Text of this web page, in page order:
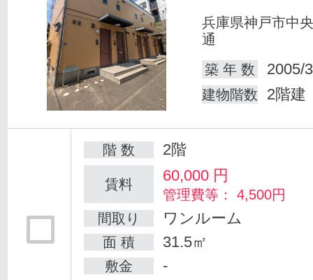
兵庫県神戸市中
通
築 年 数
2005/
建物階数 2階建
階 数 2階
賃料 60,000 円
管理費等： 4,500円
間取り
ワンルーム
面 積 31.5㎡
敷金 -